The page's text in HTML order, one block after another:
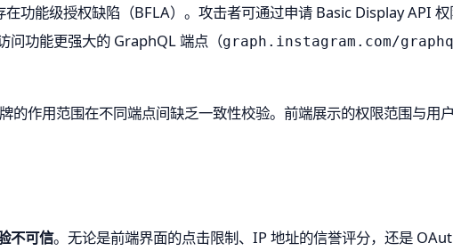
功能级授权缺陷（BFLA）。攻击者可通过申请 Basic Display API 权
问功能更强大的 GraphQL 端点（graph.instagram.com/
的作用范围在不同端点间缺乏一致性校验。前端展示的权限范围与用
不可信。无论是前端界面的点击限制、IP 地址的信誉评分，还是